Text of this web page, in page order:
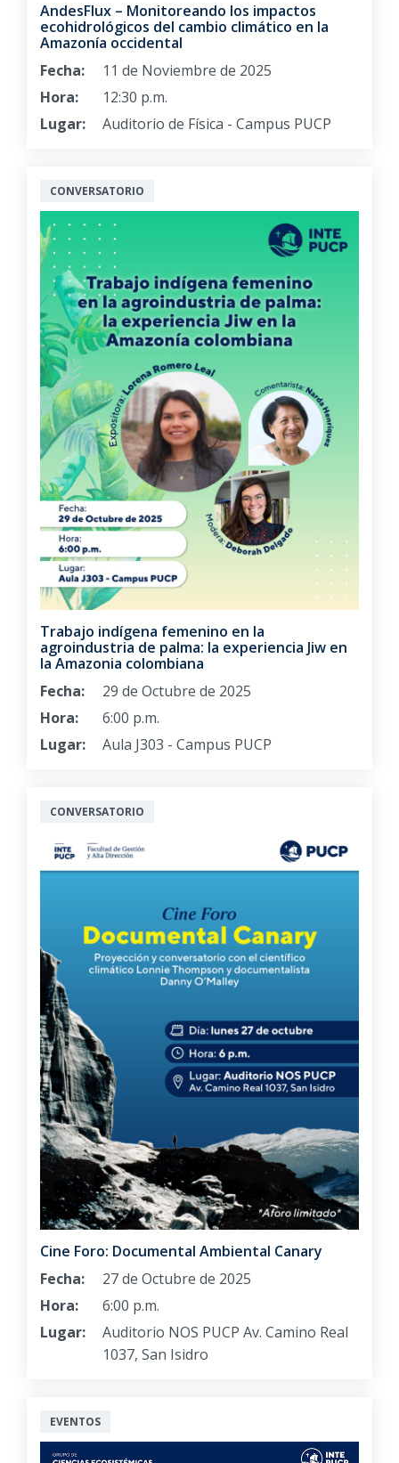
AndesFlux – Monitoreando los impactos
ecohidrológicos del cambio climático en la
Amazonía occidental
Fecha:
11 de Noviembre de 2025
Hora:
12:30 p.m.
Lugar:
Auditorio de Física - Campus PUCP
CONVERSATORIO
Trabajo indígena femenino en la
agroindustria de palma: la experiencia Jiw en
la Amazonia colombiana
Fecha:
29 de Octubre de 2025
Hora:
6:00 p.m.
Lugar:
Aula J303 - Campus PUCP
CONVERSATORIO
Cine Foro: Documental Ambiental Canary
Fecha:
27 de Octubre de 2025
Hora:
6:00 p.m.
Lugar:
Auditorio NOS PUCP Av. Camino Real
1037, San Isidro
EVENTOS